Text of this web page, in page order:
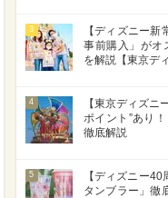
3
【ディズニー新
事前購入」がオ
を解説【東京デ
4
【東京ディズニ
ポイント”あり
徹底解説
5
【ディズニー
タンブラー」徹